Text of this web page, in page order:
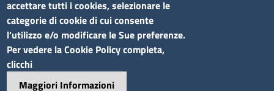
Sito web
Accesso riservato
accettare tutti i cookies, selezionare le
categorie di cookie di cui consente
l’utilizzo e/o modificare le Sue preferenze.
Per vedere la Cookie Policy completa,
clicchi
Maggiori Informazioni